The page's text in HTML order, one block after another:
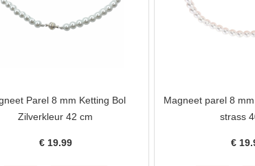
Parel 8 mm Ketting Bol
Zilverkleur 42 cm
€ 19.99
Magneet parel 8
strass
€